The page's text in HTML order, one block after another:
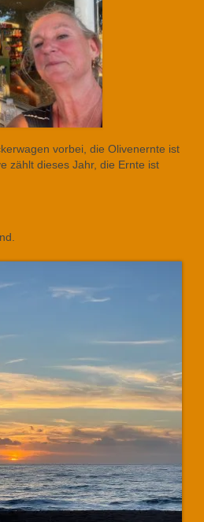
vorbei, die Olivenernte ist
zählt dieses Jahr, die Ernte ist